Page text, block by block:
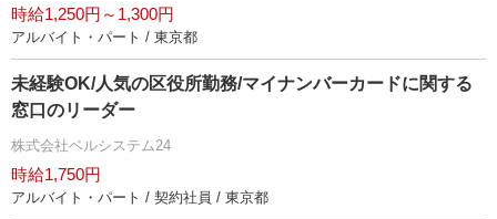
時給1,250円～1,300円
アルバイト・パート / 東京都
未経験OK/人気の区役所勤務/マイナンバーカードに関する
窓口のリーダー
株式会社ベルシステム24
時給1,750円
アルバイト・パート / 契約社員 / 東京都